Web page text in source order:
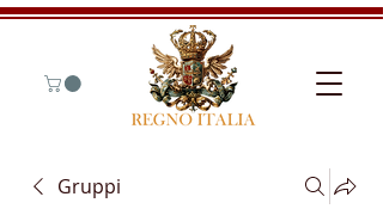
Gruppi